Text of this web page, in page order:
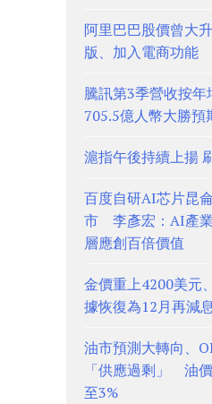
阿里巴巴股價曾大
版、加入電商功能
騰訊第3季營收按
705.5億人幣大勝預
滬指午後持續上揚
百度自研AI芯片昆
市 李彥宏：AI產
層應創百倍價值
金價重上4200美
據恢復為12月再減
油市預測大轉向、
「供應過剩」 油
至3%